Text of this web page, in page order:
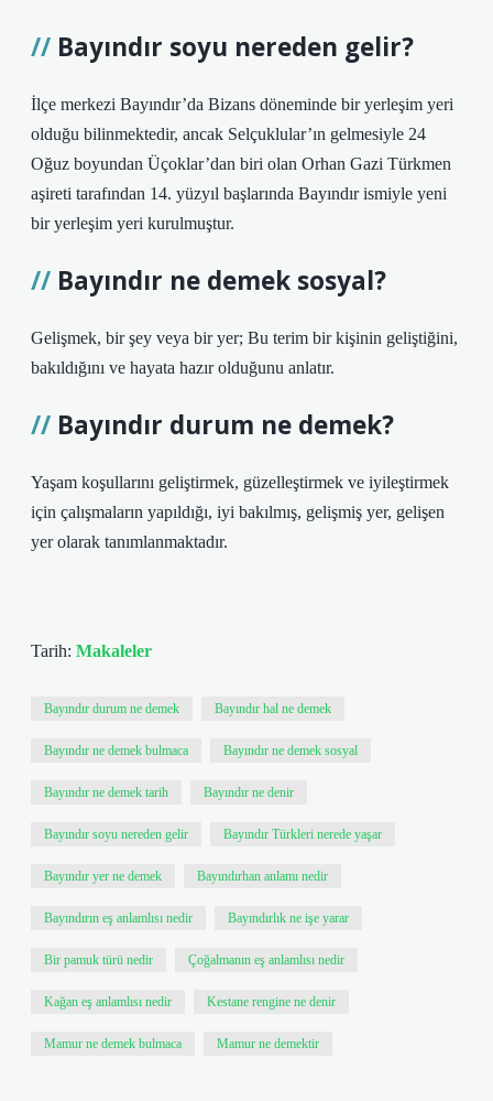
Bayındır soyu nereden gelir?
İlçe merkezi Bayındır’da Bizans döneminde bir yerleşim yeri
olduğu bilinmektedir, ancak Selçuklular’ın gelmesiyle 24
Oğuz boyundan Üçoklar’dan biri olan Orhan Gazi Türkmen
aşireti tarafından 14. yüzyıl başlarında Bayındır ismiyle yeni
bir yerleşim yeri kurulmuştur.
Bayındır ne demek sosyal?
Gelişmek, bir şey veya bir yer; Bu terim bir kişinin geliştiğini,
bakıldığını ve hayata hazır olduğunu anlatır.
Bayındır durum ne demek?
Yaşam koşullarını geliştirmek, güzelleştirmek ve iyileştirmek
için çalışmaların yapıldığı, iyi bakılmış, gelişmiş yer, gelişen
yer olarak tanımlanmaktadır.
Tarih: Makaleler
Bayındır durum ne demek Bayındır hal ne demek
Bayındır ne demek bulmaca Bayındır ne demek sosyal
Bayındır ne demek tarih Bayındır ne denir
Bayındır soyu nereden gelir Bayındır Türkleri nerede yaşar
Bayındır yer ne demek Bayındırhan anlamı nedir
Bayındırın eş anlamlısı nedir Bayındırlık ne işe yarar
Bir pamuk türü nedir Çoğalmanın eş anlamlısı nedir
Kağan eş anlamlısı nedir Kestane rengine ne denir
Mamur ne demek bulmaca Mamur ne demektir